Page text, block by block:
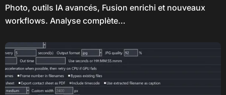
Photo, outils IA avancés, Fusion enrichi et nouveaux
workflows. Analyse complète…